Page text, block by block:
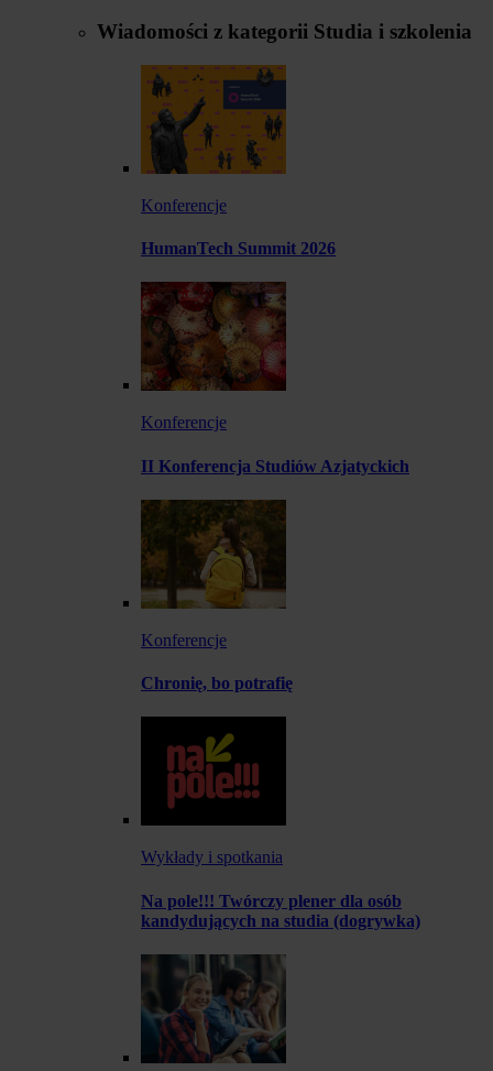
Wiadomości z kategorii Studia i szkolenia
Konferencje
HumanTech Summit 2026
Konferencje
II Konferencja Studiów Azjatyckich
Konferencje
Chronię, bo potrafię
Wykłady i spotkania
Na pole!!! Twórczy plener dla osób
kandydujących na studia (dogrywka)